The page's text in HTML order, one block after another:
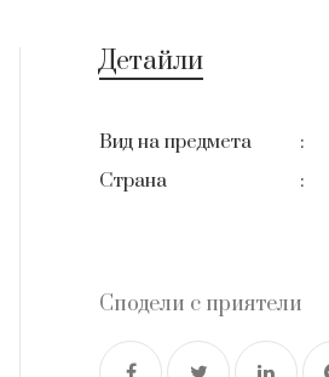
Детайли
Вид на предмета :
Страна
:
Сподели с приятели